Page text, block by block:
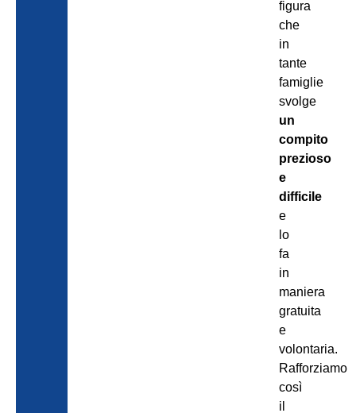
figura
che
in
tante
famiglie
svolge
un
compito
prezioso
e
difficile
e
lo
fa
in
maniera
gratuita
e
volontaria.
Rafforziamo
così
il